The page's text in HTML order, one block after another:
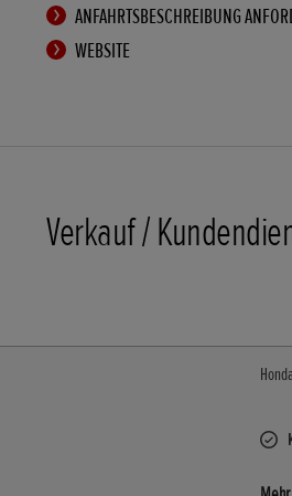
ANFAHRTSBESCHREIBUNG
WEBSITE
Verkauf /
Honda